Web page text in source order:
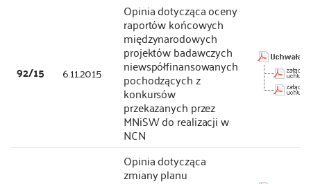
92/15 6.11.2015
Opinia dotycząca oceny
raportów końcowych
międzynarodowych
projektów badawczych
niewspółfinansowanych
pochodzących z
konkursów
przekazanych przez
MNiSW do realizacji w
NCN
Opinia dotycząca
zmiany planu